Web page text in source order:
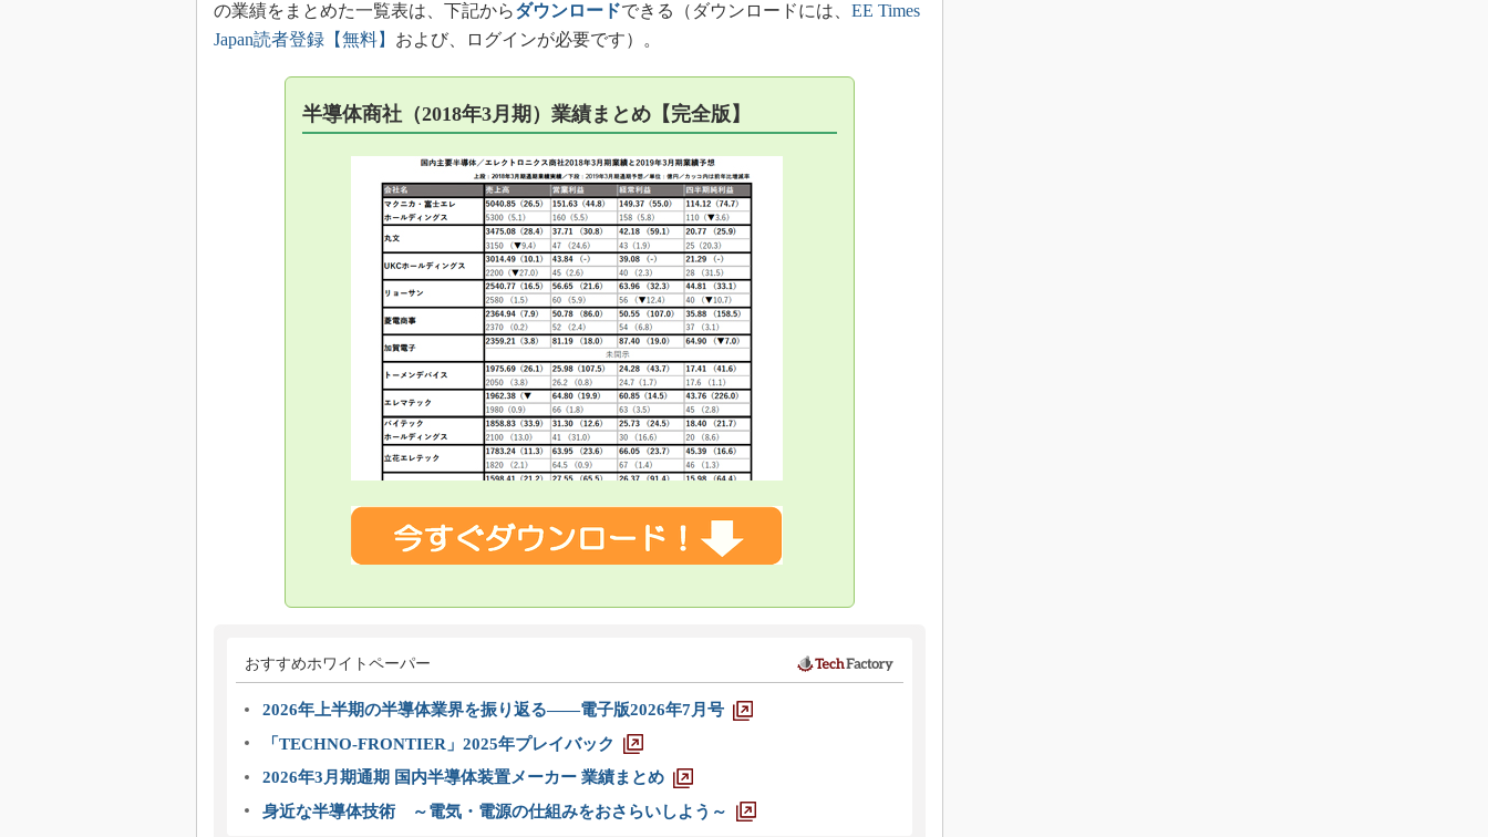
の業績をまとめた一覧表は、下記からダウンロードできる（ダウンロードには、 EE Times
Japan読者登録【無料】 および、ログインが必要です）。
半導体商社（2018年3月期）業績まとめ【完全版】
おすすめホワイトペーパー
2026年上半期の半導体業界を振り返る――電子版2026年7月号
「TECHNO-FRONTIER」2025年プレイバック
2026年3月期通期 国内半導体装置メーカー 業績まとめ
身近な半導体技術 ～電気・電源の仕組みをおさらいしよう～